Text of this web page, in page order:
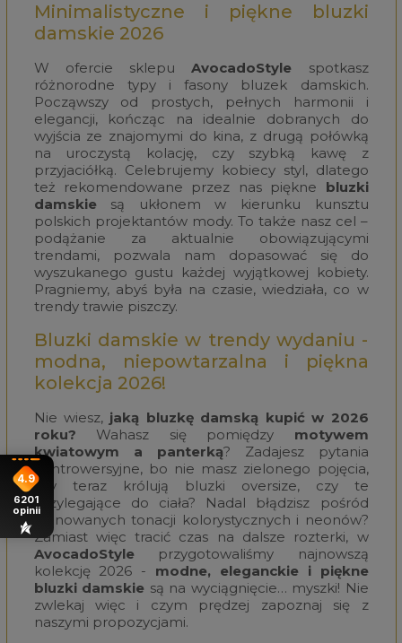
Minimalistyczne i piękne bluzki
damskie 2026
W ofercie sklepuAvocadoStyle spotkasz
różnorodne typy i fasony bluzek damskich.
Począwszy od prostych, pełnych harmonii i
elegancji, kończąc na idealnie dobranych do
wyjścia ze znajomymi do kina, z drugą połówką
na uroczystą kolację, czy szybką kawę z
przyjaciółką. Celebrujemy kobiecy styl, dlatego
też rekomendowane przez nas piękne bluzki
damskiesą ukłonem w kierunku kunsztu
polskich projektantów mody. To także nasz cel –
podążanie za aktualnie obowiązującymi
trendami, pozwala nam dopasować się do
wyszukanego gustu każdej wyjątkowej kobiety.
Pragniemy, abyś była na czasie, wiedziała, co w
trendy trawie piszczy.
Bluzki damskie w trendy wydaniu -
modna, niepowtarzalna i piękna
kolekcja 2026!
Nie wiesz,jaką bluzkę damską kupić w 2026
roku? Wahasz się pomiędzy motywem
kwiatowym a panterką? Zadajesz pytania
kontrowersyjne, bo nie masz zielonego pojęcia,
czy teraz królują bluzki oversize, czy te
przylegające do ciała? Nadal błądzisz pośród
stonowanych tonacji kolorystycznych i neonów?
Zamiast więc tracić czas na dalsze rozterki, w
AvocadoStyleprzygotowaliśmy najnowszą
kolekcję 2026 - modne, eleganckie i piękne
bluzki damskie są na wyciągnięcie… myszki! Nie
zwlekaj więc i czym prędzej zapoznaj się z
naszymi propozycjami.
4.9
6201
opinii